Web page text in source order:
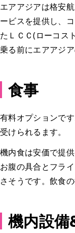
エアアジアは格安
ービスを提供し、
たＬＣＣ(ローコス
乗る前にエアアジ
食事
有料オプションで
受けられるます。
機内食は安価で提
お腹の具合とフラ
さそうです。飲食
機内設